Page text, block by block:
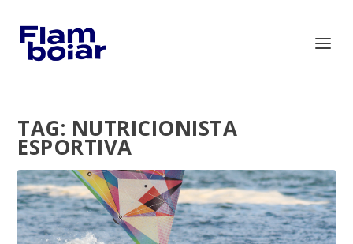
TAG: NUTRICIONISTA
ESPORTIVA